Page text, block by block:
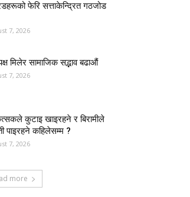
फेरि सत्ताकेन्द्रित गठजोड
7, 2026
मिलेर सामाजिक सद्भाव बढाऔं
7, 2026
कुटाइ खाइरहने र बिरामीले
पाइरहने कहिलेसम्म ?
7, 2026
more